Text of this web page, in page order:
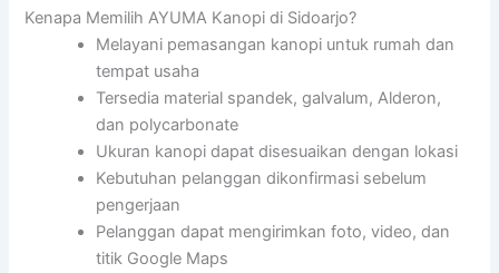
Kenapa Memilih AYUMA Kanopi di Sidoarjo?
Melayani pemasangan kanopi untuk rumah dan
tempat usaha
Tersedia material spandek, galvalum, Alderon,
dan polycarbonate
Ukuran kanopi dapat disesuaikan dengan lokasi
Kebutuhan pelanggan dikonfirmasi sebelum
pengerjaan
Pelanggan dapat mengirimkan foto, video, dan
titik Google Maps